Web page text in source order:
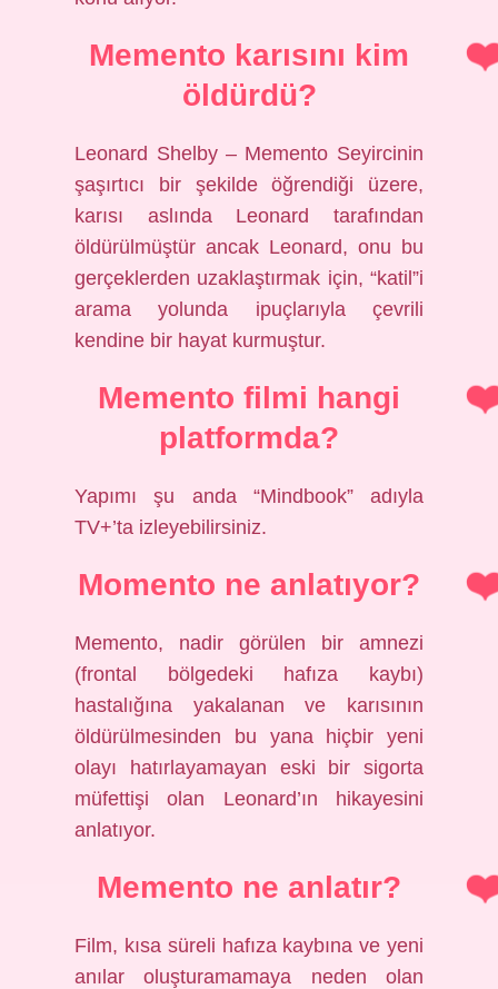
Memento karısını kim
öldürdü?
Leonard Shelby – Memento Seyircinin
şaşırtıcı bir şekilde öğrendiği üzere,
karısı aslında Leonard tarafından
öldürülmüştür ancak Leonard, onu bu
gerçeklerden uzaklaştırmak için, “katil”i
arama yolunda ipuçlarıyla çevrili
kendine bir hayat kurmuştur.
Memento filmi hangi
platformda?
Yapımı şu anda “Mindbook” adıyla
TV+’ta izleyebilirsiniz.
Momento ne anlatıyor?
Memento, nadir görülen bir amnezi
(frontal bölgedeki hafıza kaybı)
hastalığına yakalanan ve karısının
öldürülmesinden bu yana hiçbir yeni
olayı hatırlayamayan eski bir sigorta
müfettişi olan Leonard’ın hikayesini
anlatıyor.
Memento ne anlatır?
Film, kısa süreli hafıza kaybına ve yeni
anılar oluşturamamaya neden olan